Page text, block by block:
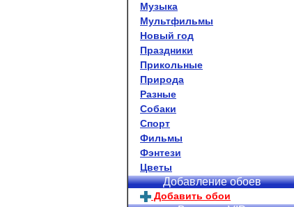
Музыка
Мультфильмы
Новый год
Праздники
Прикольные
Природа
Разные
Собаки
Спорт
Фильмы
Фэнтези
Цветы
Добавление обоев
Добавить обои